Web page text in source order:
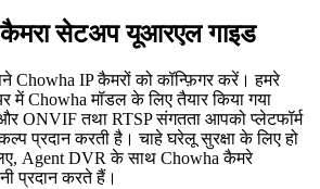
सेटअप यूआरएल गाइड
IP कैमरों को कॉन्फ़िगर करें। हमरे
में Chowha मॉडल के लिए तैयार किया गया
ONVIF तथा RTSP संगतता आपको प्लेटफॉर्म
प्रदान करती है। चाहे घरेलू सुरक्षा के लिए हो
Agent DVR के साथ Chowha कैमरे
प्रदान करते हैं।